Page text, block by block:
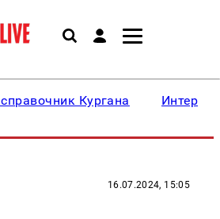
Кургана
16.07.2024, 15:05